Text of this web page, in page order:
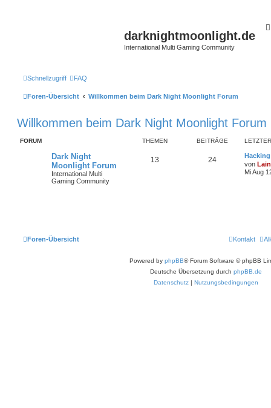
darknightmoonlight.de
International Multi Gaming Community
Schnellzugriff FAQ
Foren-Übersicht Willkommen beim Dark Night Moonlight Forum
Willkommen beim Dark Night Moonlight Forum
FORUM THEMEN BEITRÄGE
Dark Night
Moonlight Forum
International Multi
Gaming Community
13 24
von
Mi Aug
Foren-Übersicht Kontakt
Powered by phpBB® Forum Software © phpBB
Deutsche Übersetzung durch phpBB.de
Datenschutz | Nutzungsbedingungen